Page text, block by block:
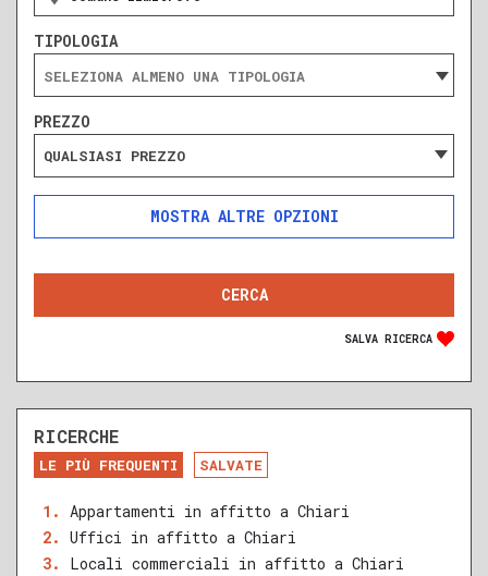
TIPOLOGIA
PREZZO
QUALSIASI PREZZO
ALTRE OPZIONI
SOLO ANNUNCI IN ASTA
DA RISTRUTTURARE
NUOVA COSTRUZIONE
RECENTE
RISTRUTTURATO
QUALSIASI SUPERFICIE
SALVA RICERCA
RICERCHE
LE PIÙ FREQUENTI SALVATE
Appartamenti in affitto a Chiari
Uffici in affitto a Chiari
Locali commerciali in affitto a Chiari